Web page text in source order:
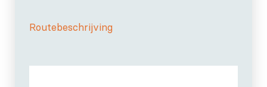
Routebeschrijving